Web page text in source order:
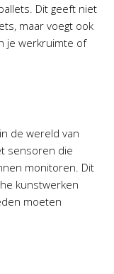
Dit geeft niet
maar voegt ook
je werkruimte of
de wereld van
sensoren die
monitoren. Dit
kunstwerken
moeten